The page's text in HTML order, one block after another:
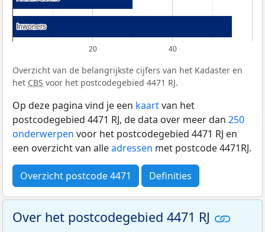
20 40
Inwoners
Inwoners
Overzicht van de belangrijkste cijfers van het Kadaster en
het CBS voor het postcodegebied 4471 RJ.
Op deze pagina vind je een kaartvan het
postcodegebied 4471 RJ, de data over meer dan 250
onderwerpen voor het postcodegebied 4471 RJ en
een overzicht van alleadressen met postcode 4471RJ.
Overzicht postcode 4471 Definities
Over het postcodegebied 4471 RJ